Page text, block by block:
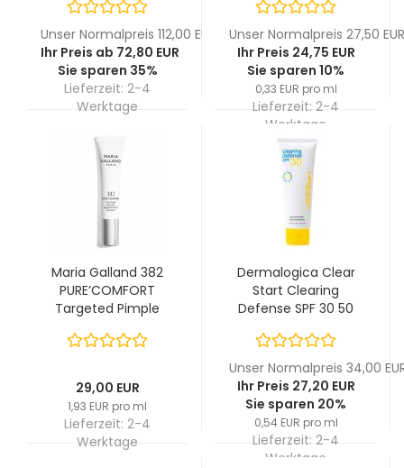
Gesichtsreiniger 150
ml
Unser Normalpreis 112,00 EUR
Ihr Preis ab 72,80 EUR
Sie sparen 35%
Lieferzeit: 2-4
Werktage
Unser Normalpreis 27,50 EUR
Ihr Preis 24,75 EUR
Sie sparen 10%
0,33 EUR pro ml
Lieferzeit: 2-4
Werktage
Maria Galland 382
PURE’COMFORT
Targeted Pimple
29,00 EUR
1,93 EUR pro ml
Lieferzeit: 2-4
Werktage
Dermalogica Clear
Start Clearing
Defense SPF 30 50
Unser Normalpreis 34,00
Ihr Preis 27,20 EUR
Sie sparen 20%
0,54 EUR pro ml
Lieferzeit: 2-4
Werktage